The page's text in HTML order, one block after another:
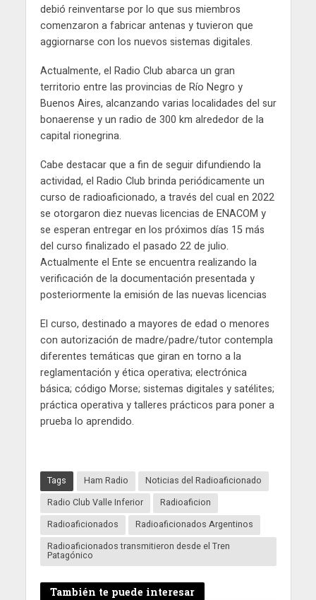
debió reinventarse por lo que sus miembros
comenzaron a fabricar antenas y tuvieron que
aggiornarse con los nuevos sistemas digitales.
Actualmente, el Radio Club abarca un gran
territorio entre las provincias de Río Negro y
Buenos Aires, alcanzando varias localidades del sur
bonaerense y un radio de 300 km alrededor de la
capital rionegrina.
Cabe destacar que a fin de seguir difundiendo la
actividad, el Radio Club brinda periódicamente un
curso de radioaficionado, a través del cual en 2022
se otorgaron diez nuevas licencias de ENACOM y
se esperan entregar en los próximos días 15 más
del curso finalizado el pasado 22 de julio.
Actualmente el Ente se encuentra realizando la
verificación de la documentación presentada y
posteriormente la emisión de las nuevas licencias
El curso, destinado a mayores de edad o menores
con autorización de madre/padre/tutor contempla
diferentes temáticas que giran en torno a la
reglamentación y ética operativa; electrónica
básica; código Morse; sistemas digitales y satélites;
práctica operativa y talleres prácticos para poner a
prueba lo aprendido.
Tags Ham Radio
Noticias del Radioaficionado
Radio Club Valle Inferior
Radioaficion
Radioaficionados
Radioaficionados Argentinos
Radioaficionados transmitieron desde el Tren
Patagónico
También te puede interesar